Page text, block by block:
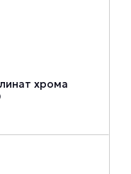
хрома